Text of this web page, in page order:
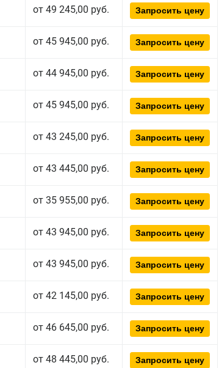
от 49 245,00 руб. Запросить цену
от 45 945,00 руб. Запросить цену
от 44 945,00 руб. Запросить цену
от 45 945,00 руб. Запросить цену
от 43 245,00 руб. Запросить цену
от 43 445,00 руб. Запросить цену
от 35 955,00 руб. Запросить цену
от 43 945,00 руб. Запросить цену
от 43 945,00 руб. Запросить цену
от 42 145,00 руб. Запросить цену
от 46 645,00 руб. Запросить цену
от 48 445,00 руб. Запросить цену